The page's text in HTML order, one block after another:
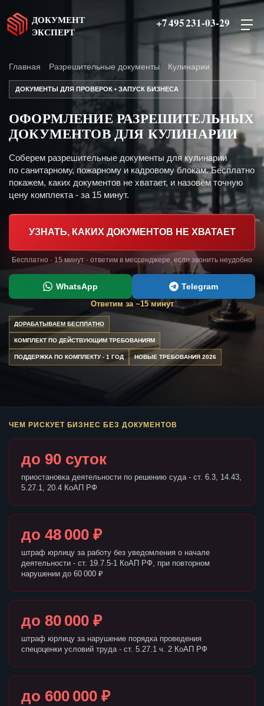
ДОКУМЕНТ
ЭКСПЕРТ
+7 495 231-03-29
Главная Разрешительные документы Кулинарии
ДОКУМЕНТЫ ДЛЯ ПРОВЕРОК • ЗАПУСК БИЗНЕСА
ОФОРМЛЕНИЕ РАЗРЕШИТЕЛЬНЫХ
ДОКУМЕНТОВ ДЛЯ КУЛИНАРИИ
Соберем разрешительные документы для кулинарии
по санитарному, пожарному и кадровому блокам. Бесплатно
покажем, каких документов не хватает, и назовём точную
цену комплекта - за 15 минут.
УЗНАТЬ, КАКИХ ДОКУМЕНТОВ НЕ ХВАТАЕТ
Бесплатно · 15 минут · ответим в мессенджере, если звонить неудобно
WhatsApp Telegram
Ответим за ~15 минут
ДОРАБАТЫВАЕМ БЕСПЛАТНО
КОМПЛЕКТ ПО ДЕЙСТВУЮЩИМ ТРЕБОВАНИЯМ
ПОДДЕРЖКА ПО КОМПЛЕКТУ - 1 ГОД НОВЫЕ ТРЕБОВАНИЯ 2026
ЧЕМ РИСКУЕТ БИЗНЕС БЕЗ ДОКУМЕНТОВ
до 90 суток
приостановка деятельности по решению суда - ст. 6.3, 14.43,
5.27.1, 20.4 КоАП РФ
до 48 000 ₽
штраф юрлицу за работу без уведомления о начале
деятельности - ст. 19.7.5-1 КоАП РФ, при повторном
нарушении до 60 000 ₽
до 80 000 ₽
штраф юрлицу за нарушение порядка проведения
спецоценки условий труда - ст. 5.27.1 ч. 2 КоАП РФ
до 600 000 ₽